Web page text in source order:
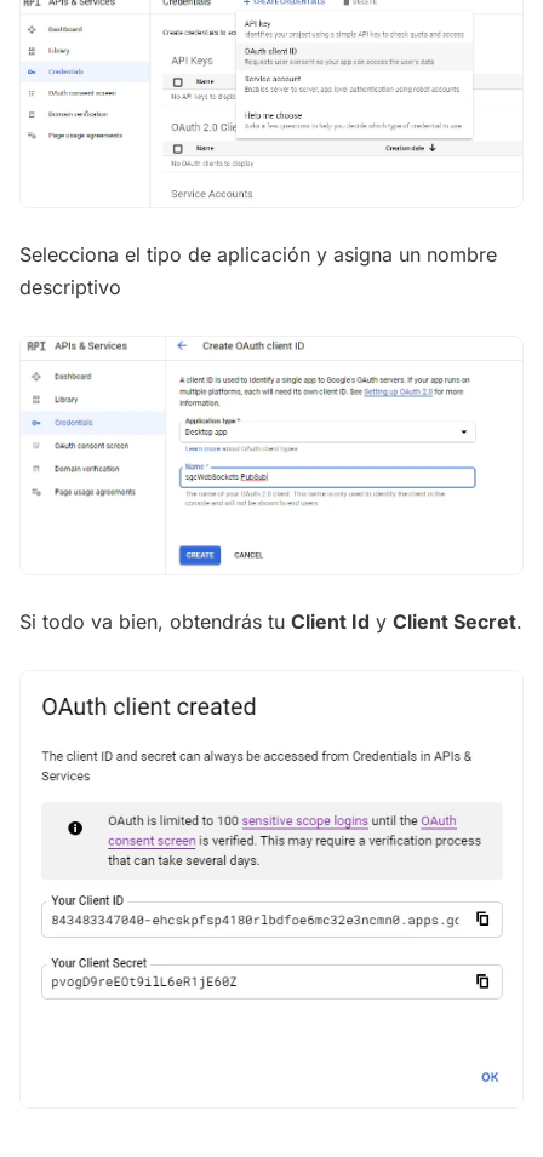
Selecciona el tipo de aplicación y asigna un nombre
descriptivo
Si todo va bien, obtendrás tu Client Id y Client Secret.